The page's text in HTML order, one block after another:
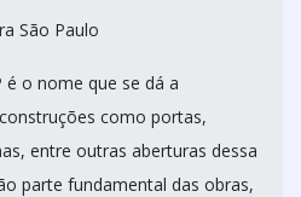
São Paulo
é o nome que se dá a
como portas,
entre outras aberturas dessa
parte fundamental das obras,